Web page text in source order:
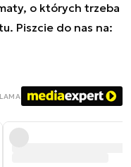
o których trzeba
Piszcie do nas na: